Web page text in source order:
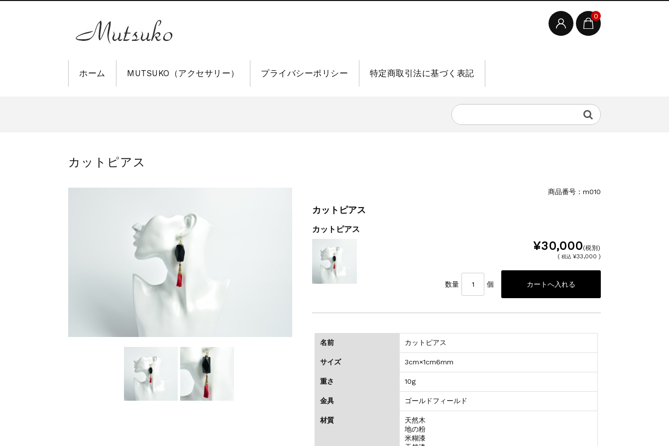
0
ホーム MUTSUKO（アクセサリー） プライバシーポリシー 特定商取引法に基づく表記
カットピアス
商品番号：m010
カットピアス
カットピアス
¥30,000(税別)
( 税込 ¥33,000 )
数量 個
名前 カットピアス
サイズ 3cm×1cm6mm
重さ 10g
金具 ゴールドフィールド
材質
天然木
地の粉
米糊漆